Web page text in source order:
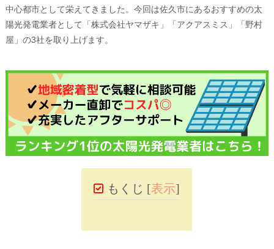
中心都市として栄えてきました。今回は佐久市にあるおすすめの太
陽光発電業者として「株式会社ヤマザキ」「アクアスミス」「野村
屋」の3社を取り上げます。
もくじ [表示]